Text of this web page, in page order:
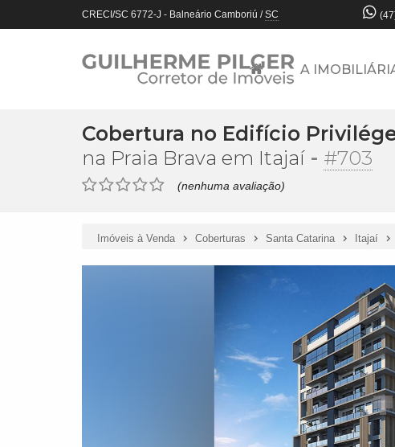
CRECI/SC 6772-J - Balneário Camboriú /SC
A
Cobertura no Edifício
na Praia Brava em Itajaí - #703
(nenhuma avaliação)
Imóveis à Venda Coberturas Santa Catarina Itajaí